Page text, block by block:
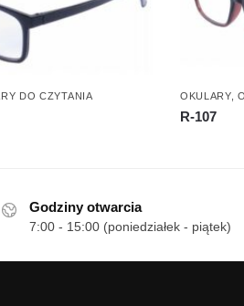
DO CZYTANIA OKULARY,
R-107
Godziny otwarcia
7:00 - 15:00 (poniedziałek - piątek)